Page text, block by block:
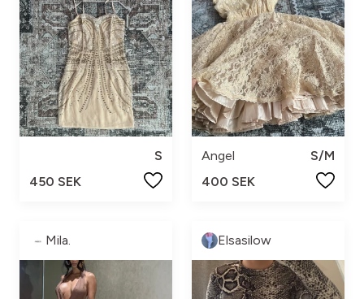
S
450 SEK
Angel
S/M
400 SEK
Mila. Elsasilow